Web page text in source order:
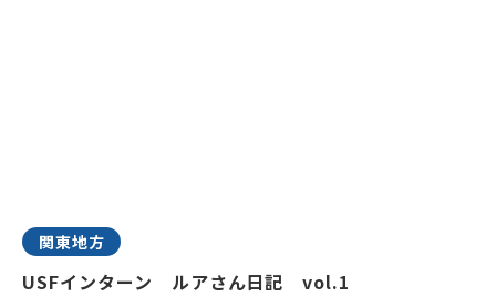
関東地方
USFインターン ルアさん日記 vol.1